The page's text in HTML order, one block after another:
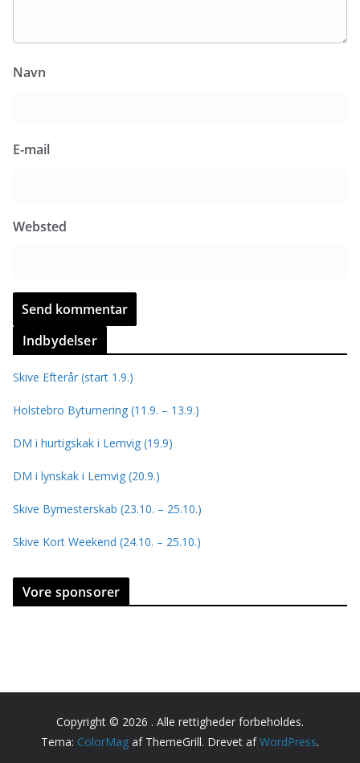
Navn
E-mail
Websted
Indbydelser
Skive Efterår (start 1.9.)
Holstebro Byturnering (11.9. – 13.9.)
DM i hurtigskak i Lemvig (19.9)
DM i lynskak i Lemvig (20.9.)
Skive Bymesterskab (23.10. – 25.10.)
Skive Kort Weekend (24.10. – 25.10.)
Vore sponsorer
Copyright © 2026 . Alle rettigheder forbeholdes.
Tema: ColorMag af ThemeGrill. Drevet afWordPress.